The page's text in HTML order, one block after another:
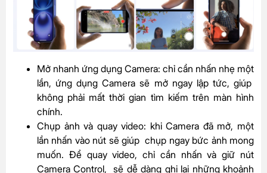
Mở nhanh ứng dụng Camera: chỉ cần nhấn nhẹ một
lần, ứng dụng Camera sẽ mở ngay lập tức, giúp
không phải mất thời gian tìm kiếm trên màn hình
chính.
Chụp ảnh và quay video: khi Camera đã mở, một
lần nhấn vào nút sẽ giúp chụp ngay bức ảnh mong
muốn. Để quay video, chỉ cần nhấn và giữ nút
Camera Control, sẽ dễ dàng ghi lại những khoảnh